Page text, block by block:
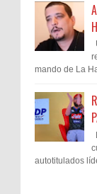
mando de La
autotitulados